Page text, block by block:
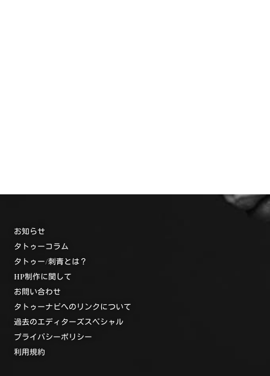
お知らせ
タトゥーコラム
タトゥー/刺青とは？
HP制作に関して
お問い合わせ
タトゥーナビへのリンクについて
過去のエディターズスペシャル
プライバシーポリシー
利用規約